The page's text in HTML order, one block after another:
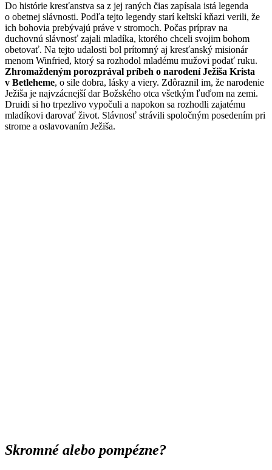
Do histórie kresťanstva sa z jej raných čias zapísala istá legenda
o obetnej slávnosti. Podľa tejto legendy starí keltskí kňazi verili, že
ich bohovia prebývajú práve v stromoch. Počas príprav na
duchovnú slávnosť zajali mladíka, ktorého chceli svojim bohom
obetovať. Na tejto udalosti bol prítomný aj kresťanský misionár
menom Winfried, ktorý sa rozhodol mladému mužovi podať ruku.
Zhromaždeným porozprával príbeh o narodení Ježiša Krista
v Betleheme, o sile dobra, lásky a viery. Zdôraznil im, že narodenie
Ježiša je najvzácnejší dar Božského otca všetkým ľuďom na zemi.
Druidi si ho trpezlivo vypočuli a napokon sa rozhodli zajatému
mladíkovi darovať život. Slávnosť strávili spoločným posedením pri
strome a oslavovaním Ježiša.
Skromné alebo pompézne?